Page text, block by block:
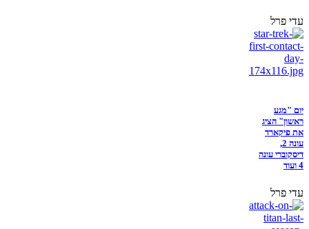
עדי פרל
יום "מגע
ראשון" הציג
את פיקארד
עונה 2,
דיסקוברי עונה
4 ועוד
עדי פרל